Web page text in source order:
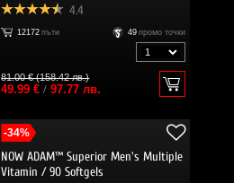
4.4
12172 пъти 49 промо точки
81.00 € (158.42 лв.)
49.99 €/ 97.77 лв.
-34%
NOW ADAM™ Superior Men's Multiple
Vitamin / 90 Softgels